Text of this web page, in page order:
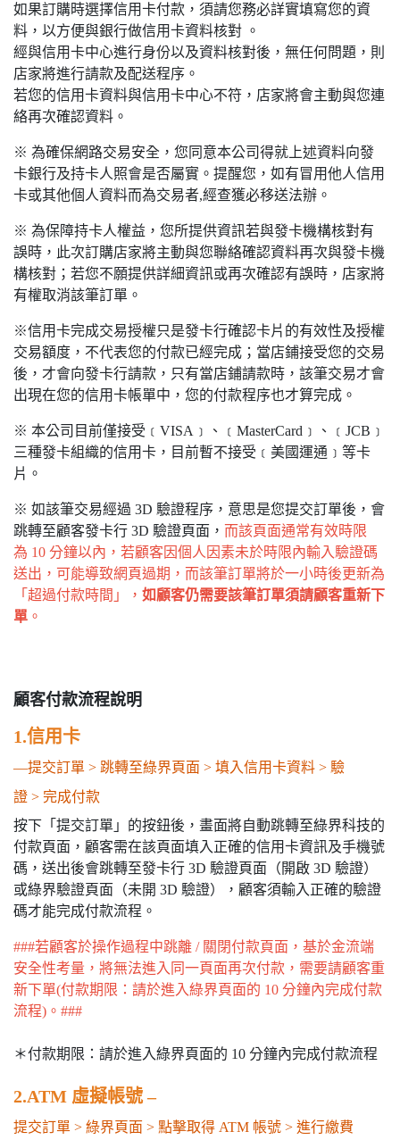
如果訂購時選擇信用卡付款，須請您務必詳實填寫您的資
料，以方便與銀行做信用卡資料核對 。
經與信用卡中心進行身份以及資料核對後，無任何問題，則
店家將進行請款及配送程序。
若您的信用卡資料與信用卡中心不符，店家將會主動與您連
絡再次確認資料。
※ 為確保網路交易安全，您同意本公司得就上述資料向發
卡銀行及持卡人照會是否屬實。提醒您，如有冒用他人信用
卡或其他個人資料而為交易者,經查獲必移送法辦。
※ 為保障持卡人權益，您所提供資訊若與發卡機構核對有
誤時，此次訂購店家將主動與您聯絡確認資料再次與發卡機
構核對；若您不願提供詳細資訊或再次確認有誤時，店家將
有權取消該筆訂單。
※信用卡完成交易授權只是發卡行確認卡片的有效性及授權
交易額度，不代表您的付款已經完成；當店鋪接受您的交易
後，才會向發卡行請款，只有當店鋪請款時，該筆交易才會
出現在您的信用卡帳單中，您的付款程序也才算完成。
※ 本公司目前僅接受﹝VISA﹞、﹝MasterCard﹞、﹝JCB﹞
三種發卡組織的信用卡，目前暫不接受﹝美國運通﹞等卡
片。
※ 如該筆交易經過 3D 驗證程序，意思是您提交訂單後，會
跳轉至顧客發卡行 3D 驗證頁面， 而該頁面通常有效時限
為 10 分鐘以內，若顧客因個人因素未於時限內輸入驗證碼
送出，可能導致網頁過期，而該筆訂單將於一小時後更新為
「超過付款時間」， 如顧客仍需要該筆訂單須請顧客重新下
單 。
顧客付款流程說明
1.信用卡
—提交訂單 > 跳轉至綠界頁面 > 填入信用卡資料 > 驗
證 > 完成付款
按下「提交訂單」的按鈕後，畫面將自動跳轉至綠界科技的
付款頁面，顧客需在該頁面填入正確的信用卡資訊及手機號
碼，送出後會跳轉至發卡行 3D 驗證頁面（開啟 3D 驗證）
或綠界驗證頁面（未開 3D 驗證），顧客須輸入正確的驗證
碼才能完成付款流程。
###若顧客於操作過程中跳離 / 關閉付款頁面，基於金流端
安全性考量，將無法進入同一頁面再次付款，需要請顧客重
新下單(付款期限：請於進入綠界頁面的 10 分鐘內完成付款
流程)。###
＊付款期限：請於進入綠界頁面的 10 分鐘內完成付款流程
2.ATM 虛擬帳號 –
提交訂單 > 綠界頁面 > 點擊取得 ATM 帳號 > 進行繳費